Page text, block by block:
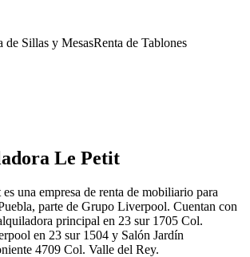
de Sillas y MesasRenta de Tablones
Le Petit
una empresa de renta de mobiliario para
parte de Grupo Liverpool. Cuentan con
principal en 23 sur 1705 Col.
en 23 sur 1504 y Salón Jardín
4709 Col. Valle del Rey.